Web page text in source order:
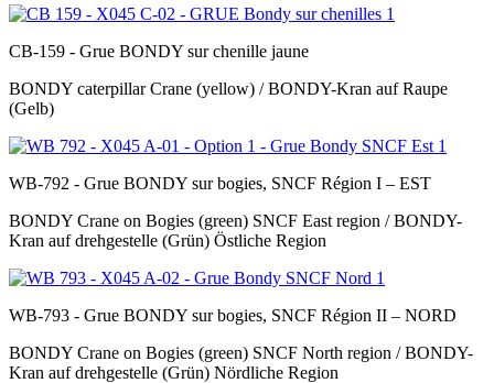
CB-159 - Grue BONDY sur chenille jaune
BONDY caterpillar Crane (yellow) / BONDY-Kran auf Raupe
(Gelb)
WB-792 - Grue BONDY sur bogies, SNCF Région I – EST
BONDY Crane on Bogies (green) SNCF East region / BONDY-
Kran auf drehgestelle (Grün) Östliche Region
WB-793 - Grue BONDY sur bogies, SNCF Région II – NORD
BONDY Crane on Bogies (green) SNCF North region / BONDY-
Kran auf drehgestelle (Grün) Nördliche Region